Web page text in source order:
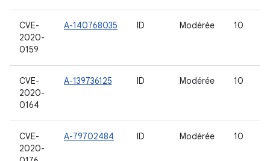
CVE-
2020-
0159
A-140768035 ID Modérée 10
CVE-
2020-
0164
A-139736125 ID Modérée 10
CVE-
2020-
A-79702484 ID Modérée 10